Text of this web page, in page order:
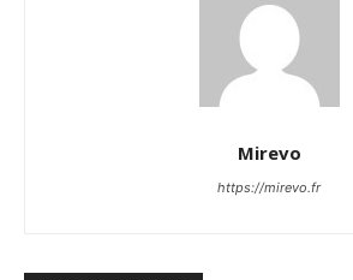
Mirevo
https://mirevo.fr